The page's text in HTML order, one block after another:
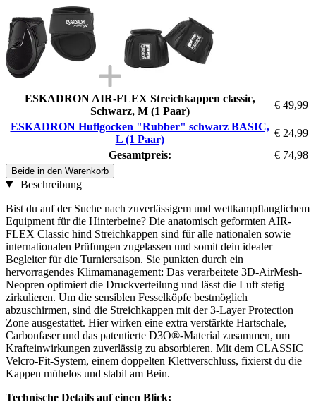
ESKADRON AIR-FLEX Streichkappen classic,
Schwarz, M (1 Paar)
€ 49,99
ESKADRON Huflgocken "Rubber" schwarz BASIC,
L (1 Paar)
€ 24,99
Gesamtpreis:
€ 74,98
Beide in den Warenkorb
Beschreibung
Bist du auf der Suche nach zuverlässigem und wettkampftauglichem
Equipment für die Hinterbeine? Die anatomisch geformten AIR-
FLEX Classic hind Streichkappen sind für alle nationalen sowie
internationalen Prüfungen zugelassen und somit dein idealer
Begleiter für die Turniersaison. Sie punkten durch ein
hervorragendes Klimamanagement: Das verarbeitete 3D-AirMesh-
Neopren optimiert die Druckverteilung und lässt die Luft stetig
zirkulieren. Um die sensiblen Fesselköpfe bestmöglich
abzuschirmen, sind die Streichkappen mit der 3-Layer Protection
Zone ausgestattet. Hier wirken eine extra verstärkte Hartschale,
Carbonfaser und das patentierte D3O®-Material zusammen, um
Krafteinwirkungen zuverlässig zu absorbieren. Mit dem CLASSIC
Velcro-Fit-System, einem doppelten Klettverschluss, fixierst du die
Kappen mühelos und stabil am Bein.
Technische Details auf einen Blick: